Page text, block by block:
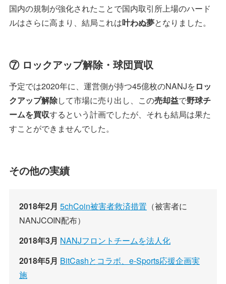
国内の規制が強化されたことで国内取引所上場のハード
ルはさらに高まり、結局これは叶わぬ夢となりました。
⑦ ロックアップ解除・球団買収
予定では2020年に、運営側が持つ45億枚のNANJをロッ
クアップ解除して市場に売り出し、この売却益で野球チ
ームを買収するという計画でしたが、それも結局は果た
すことができませんでした。
その他の実績
2018年2月 5chCoin被害者救済措置 （被害者に
NANJCOIN配布）
2018年3月 NANJフロントチームを法人化
2018年5月 BitCashとコラボ、e-Sports応援企画実
施